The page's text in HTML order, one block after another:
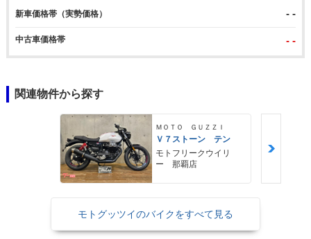
新車価格帯（実勢価格） - -
中古車価格帯 - -
関連物件から探す
ＭＯＴＯ ＧＵＺＺＩ
Ｖ７ストーン テン
モトフリークウイリ
ー 那覇店
モトグッツイのバイクをすべて見る